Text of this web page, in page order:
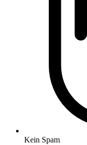
Kein Spam